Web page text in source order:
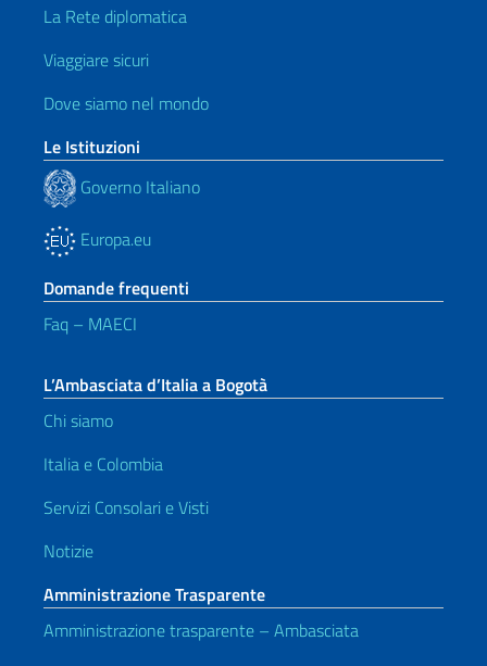
La Rete diplomatica
Viaggiare sicuri
Dove siamo nel mondo
Le Istituzioni
Governo Italiano
Europa.eu
Domande frequenti
Faq – MAECI
L’Ambasciata d’Italia a Bogotà
Chi siamo
Italia e Colombia
Servizi Consolari e Visti
Notizie
Amministrazione Trasparente
Amministrazione trasparente – Ambasciata